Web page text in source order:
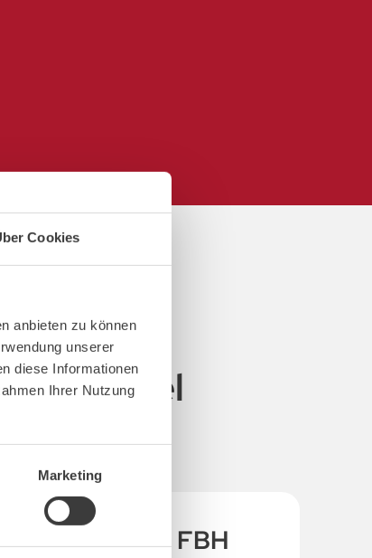
Cookies
anbieten zu können
unserer
diese Informationen
Ihrer Nutzung
Marketing
del
in legno + FBH